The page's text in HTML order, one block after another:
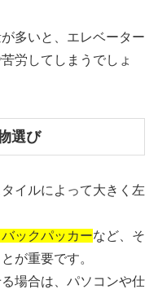
多いと、エレベーター
労してしまうでしょ
選び
イルによって大きく左
ックパッカーなど、そ
が重要です。
場合は、パソコンや仕